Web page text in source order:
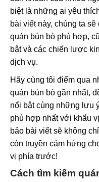
biệt là những ai yêu
bài viết này, chúng ta
quán bún bò phù hợp,
bật và các chiến lược
dịch vụ.
Hãy cùng tôi điểm qua
quán bún bò gần nhất,
nổi bật cùng những lưu
phù hợp nhất với khẩu
bảo bài viết sẽ không
còn truyền cảm hứng
vị phía trước!
Cách tìm kiếm